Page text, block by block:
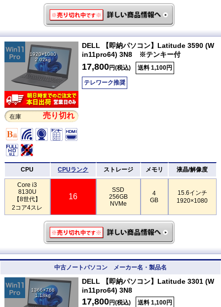
1920×1080
2.02kg
在庫 売り切れ
DELL 【即納パソコン】Latitude 3590 (W
in11pro64) 3N8 ※テンキー付
17,800円(税込) 送料 1,100円
テレワーク推奨
CPU CPUランク ストレージ メモリ 液晶/解像度
Core i3
8130U
【8世代】
2コア4スレ
16
SSD
256GB
NVMe
4
GB
15.6インチ
1920×1080
中古ノートパソコン メーカー名・製品名
1366×768
1.18kg
DELL 【即納パソコン】Latitude 3301 (W
in11pro64) 3N8
17,800円(税込) 送料 1,100円